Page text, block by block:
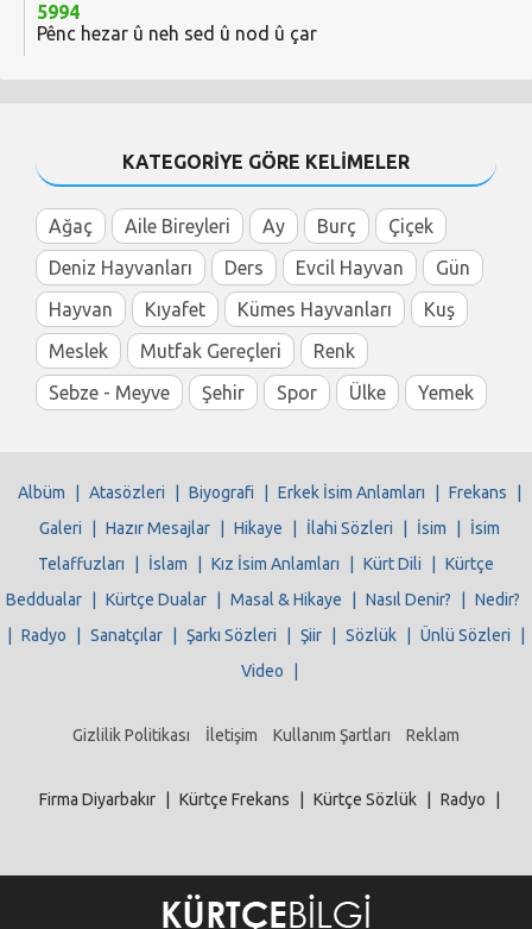
5994
Pênc hezar û neh sed û nod û çar
KATEGORİYE GÖRE KELİMELER
Ağaç Aile Bireyleri Ay Burç
Çiçek
Deniz Hayvanları
Ders Evcil Hayvan
Gün
Hayvan
Kıyafet Kümes Hayvanları
Kuş
Meslek
Mutfak Gereçleri
Renk
Sebze - Meyve
Şehir Spor Ülke Yemek
Albüm Atasözleri Biyografi Erkek İsim Anlamları Frekans
Galeri
Hazır Mesajlar Hikaye İlahi Sözleri İsim
İsim
Telaffuzları
İslam Kız İsim Anlamları Kürt Dili
Kürtçe
Beddualar
Kürtçe Dualar Masal & Hikaye Nasıl Denir?
Nedir?
Radyo Sanatçılar Şarkı Sözleri Şiir Sözlük Ünlü Sözleri
Video
Gizlilik Politikası İletişim Kullanım Şartları Reklam
Firma Diyarbakır Kürtçe Frekans Kürtçe Sözlük Radyo